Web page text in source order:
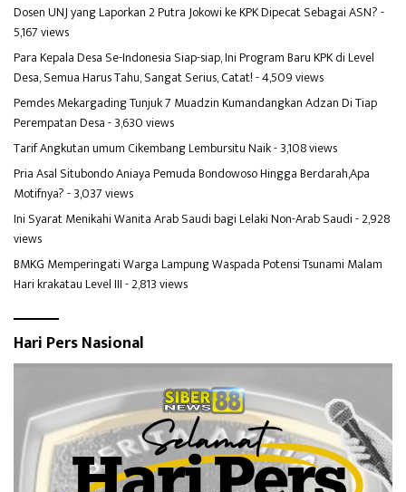
Dosen UNJ yang Laporkan 2 Putra Jokowi ke KPK Dipecat Sebagai ASN?-
5,167 views
Para Kepala Desa Se-Indonesia Siap-siap, Ini Program Baru KPK di Level
Desa, Semua Harus Tahu, Sangat Serius, Catat!- 4,509 views
Pemdes Mekargading Tunjuk 7 Muadzin Kumandangkan Adzan Di Tiap
Perempatan Desa- 3,630 views
Tarif Angkutan umum Cikembang Lembursitu Naik- 3,108 views
Pria Asal Situbondo Aniaya Pemuda Bondowoso Hingga Berdarah,Apa
Motifnya?- 3,037 views
Ini Syarat Menikahi Wanita Arab Saudi bagi Lelaki Non-Arab Saudi- 2,928
views
BMKG Memperingati Warga Lampung Waspada Potensi Tsunami Malam
Hari krakatau Level III- 2,813 views
Hari Pers Nasional